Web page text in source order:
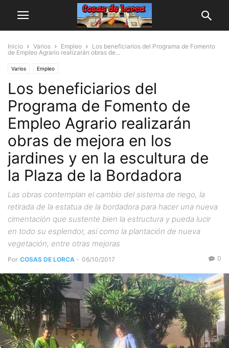
Inicio Varios Empleo
Los beneficiarios del Programa de Fomento
de Empleo Agrario realizarán obras de...
Varios Empleo
Los beneficiarios del
Programa de Fomento de
Empleo Agrario realizarán
obras de mejora en los
jardines y en la escultura de
la Plaza de la Bordadora
Las obras contemplan el cambio del sistema de riego, la
retirada de la estatua de la bordadora para hacer una nueva
cimentación que sustente bien la estructura y pueda lucir
en todo su esplendor, así como la plantación de nueva
vegetación, entre otras mejoras
Por COSAS DE LORCA - 06/10/2017 0